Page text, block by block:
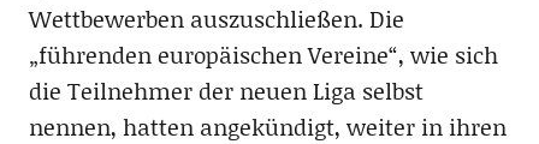
Wettbewerben auszuschließen. Die
„führenden europäischen Vereine“, wie sich
die Teilnehmer der neuen Liga selbst
nennen, hatten angekündigt, weiter in ihren